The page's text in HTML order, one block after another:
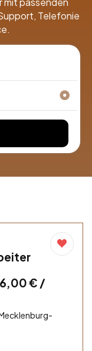
Telefonie
€ /